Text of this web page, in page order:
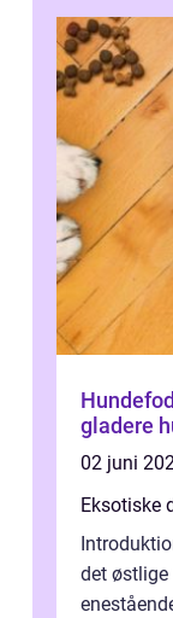
gladere
02 juni
Eksotiske
det østlige